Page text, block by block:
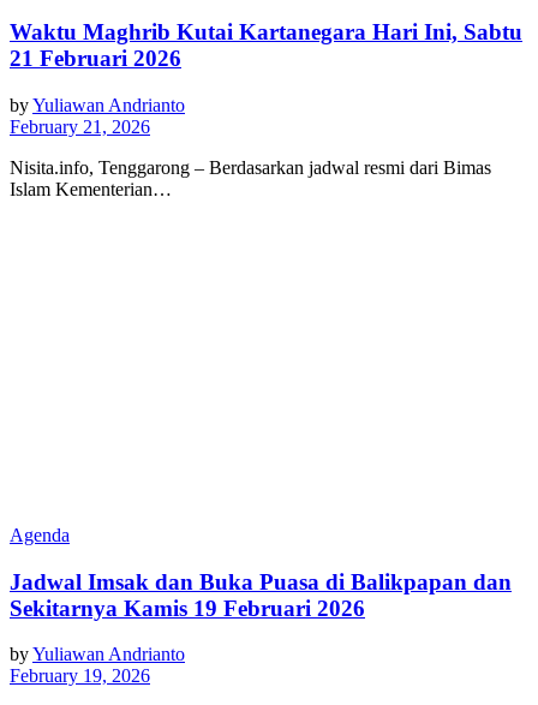
Waktu Maghrib Kutai Kartanegara Hari Ini, Sabtu
21 Februari 2026
byYuliawan Andrianto
February 21, 2026
Nisita.info, Tenggarong – Berdasarkan jadwal resmi dari Bimas
Islam Kementerian…
Agenda
Jadwal Imsak dan Buka Puasa di Balikpapan dan
Sekitarnya Kamis 19 Februari 2026
byYuliawan Andrianto
February 19, 2026